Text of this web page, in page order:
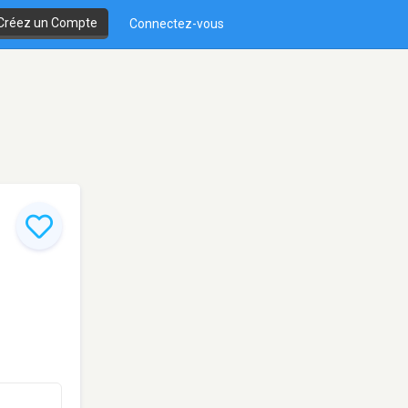
un Compte Connectez-vous